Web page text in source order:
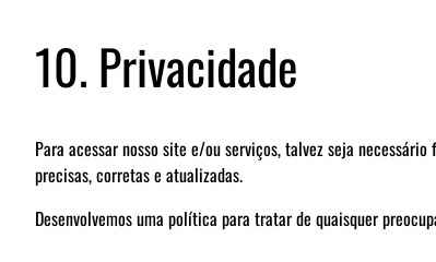
10. Privacidade
Para acessar nosso site e/ou serviços, talvez seja
precisas, corretas e atualizadas.
Desenvolvemos uma política para tratar de quaisquer